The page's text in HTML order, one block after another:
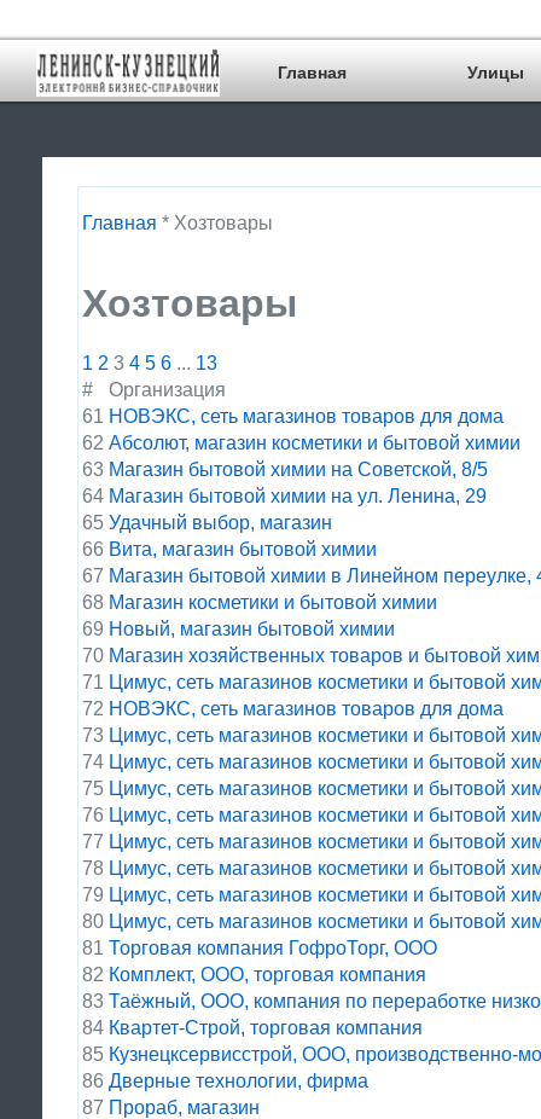
Главная Улицы
Главная * Хозтовары
Хозтовары
1 2 3 4 5 6 ... 13
#
Организация
61 НОВЭКС, сеть магазинов товаров для дома
62 Абсолют, магазин косметики и бытовой химии
63 Магазин бытовой химии на Советской, 8/5
64 Магазин бытовой химии на ул. Ленина, 29
65 Удачный выбор, магазин
66 Вита, магазин бытовой химии
67 Магазин бытовой химии в Линейном переулке,
68 Магазин косметики и бытовой химии
69 Новый, магазин бытовой химии
70 Магазин хозяйственных товаров и бытовой
71 Цимус, сеть магазинов косметики и бытовой
72 НОВЭКС, сеть магазинов товаров для дома
73 Цимус, сеть магазинов косметики и бытовой
74 Цимус, сеть магазинов косметики и бытовой
75 Цимус, сеть магазинов косметики и бытовой
76 Цимус, сеть магазинов косметики и бытовой
77 Цимус, сеть магазинов косметики и бытовой
78 Цимус, сеть магазинов косметики и бытовой
79 Цимус, сеть магазинов косметики и бытовой
80 Цимус, сеть магазинов косметики и бытовой
81 Торговая компания ГофроТорг, ООО
82 Комплект, ООО, торговая компания
83 Таёжный, ООО, компания по переработке
84 Квартет-Строй, торговая компания
85 Кузнецксервисстрой, ООО, производственно-
86 Дверные технологии, фирма
87 Прораб, магазин